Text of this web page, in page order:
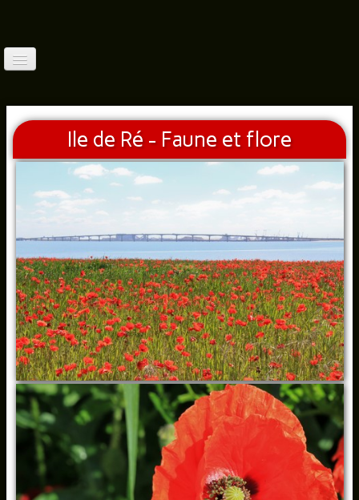
Qui Suis-Je?
Balades France (1)
Balades France(2)
Balades France (3)▼
Balades À L'étranger(3)▼
Faune (Photos)▼
Autres Thèmes▼
DIVERS▼
Pédagogie▼
Liens
Ile de Ré - Faune et flore